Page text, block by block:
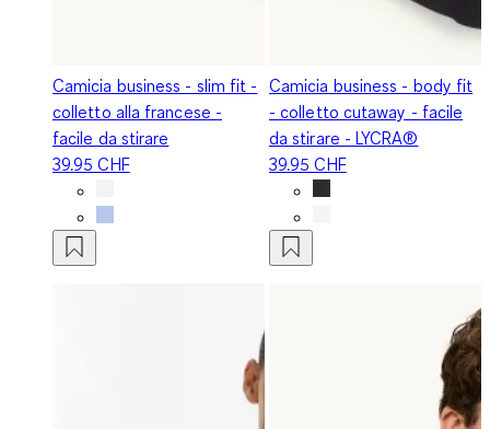
Camicia business - slim fit -
colletto alla francese -
facile da stirare
39.95 CHF
Camicia business - body fit
- colletto cutaway - facile
da stirare - LYCRA®
39.95 CHF